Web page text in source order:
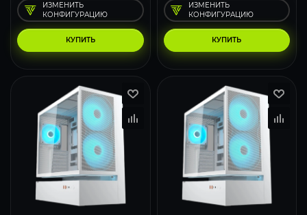
КУПИТЬ
ИЗМЕНИТЬ
КОНФИГУРАЦИЮ
КУПИТЬ
ИЗМЕНИТЬ
КОНФИГУРАЦИЮ